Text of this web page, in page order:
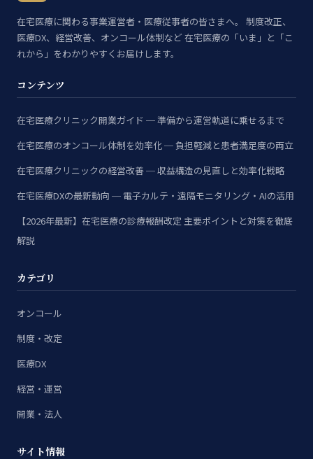
在宅医療に関わる事業運営者・医療従事者の皆さまへ。 制度改正、
医療DX、経営改善、オンコール体制など 在宅医療の「いま」と「こ
れから」をわかりやすくお届けします。
コンテンツ
在宅医療クリニック開業ガイド ─ 準備から運営軌道に乗せるまで
在宅医療のオンコール体制を効率化 ─ 負担軽減と患者満足度の両立
在宅医療クリニックの経営改善 ─ 収益構造の見直しと効率化戦略
在宅医療DXの最新動向 ─ 電子カルテ・遠隔モニタリング・AIの活用
【2026年最新】在宅医療の診療報酬改定 主要ポイントと対策を徹底
解説
カテゴリ
オンコール
制度・改定
医療DX
経営・運営
開業・法人
サイト情報